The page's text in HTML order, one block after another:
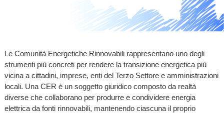
Le Comunità Energetiche Rinnovabili rappresentano uno degli
strumenti più concreti per rendere la transizione energetica più
vicina a cittadini, imprese, enti del Terzo Settore e amministrazioni
locali. Una CER è un soggetto giuridico composto da realtà
diverse che collaborano per produrre e condividere energia
elettrica da fonti rinnovabili, mantenendo ciascuna il proprio